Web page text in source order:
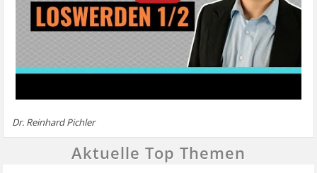
Dr. Reinhard Pichler
Aktuelle Top Themen